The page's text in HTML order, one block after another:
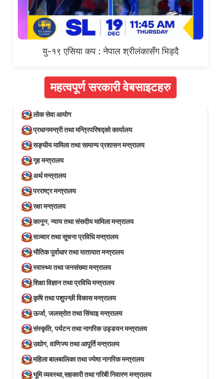
यु-१९ एसिया कप : नेपाल श्रीलंकासँग भिड्दै
महत्वपूर्ण सरकारी वेबसाइटहरु
लोक सेवा आयोग
प्रधानमन्त्री तथा मन्त्रिपरिषद्को कार्यालय
सङ्घीय मामिला तथा सामान्य प्रशासन मन्त्रालय
गृह मन्त्रालय
अर्थ मन्त्रालय
परराष्ट्र मन्त्रालय
रक्षा मन्त्रालय
कानून, न्याय तथा संसदीय मामिला मन्त्रालय
सञ्‍चार तथा सूचना प्रविधि मन्त्रालय
भौतिक पूर्वाधार तथा यातायात मन्त्रालय
स्वास्थ्य तथा जनसंख्या मन्त्रालय
शिक्षा विज्ञान तथा प्रविधि मन्त्रालय
कृषि तथा पशुपन्छी विकास मन्त्रालय
ऊर्जा, जलस्रोत तथा सिंचाइ मन्त्रालय
संस्कृति, पर्यटन तथा नागरिक उड्डयन मन्त्रालय
उद्योग, वाणिज्य तथा आपूर्ति मन्त्रालय
महिला बालबालिका तथा ज्येष्ठ नागरिक मन्त्रालय
भूमि व्यवस्था,सहकारी तथा गरिबी निवारण मन्त्रालय